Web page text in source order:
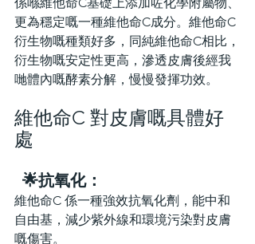
更為穩定嘅一種維他命C成分。維他命C
衍生物嘅種類好多，同純維他命C相比，
衍生物嘅安定性更高，滲透皮膚後經我
哋體內嘅酵素分解，慢慢發揮功效。
維他命C 對皮膚嘅具體好
處
🌟抗氧化：
維他命C 係一種強效抗氧化劑，能中和
自由基，減少紫外線和環境污染對皮膚
嘅傷害。